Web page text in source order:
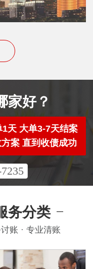
家好？
天 大单3-7天结案
案 直到收债成功
务分类
账 · 专业清账